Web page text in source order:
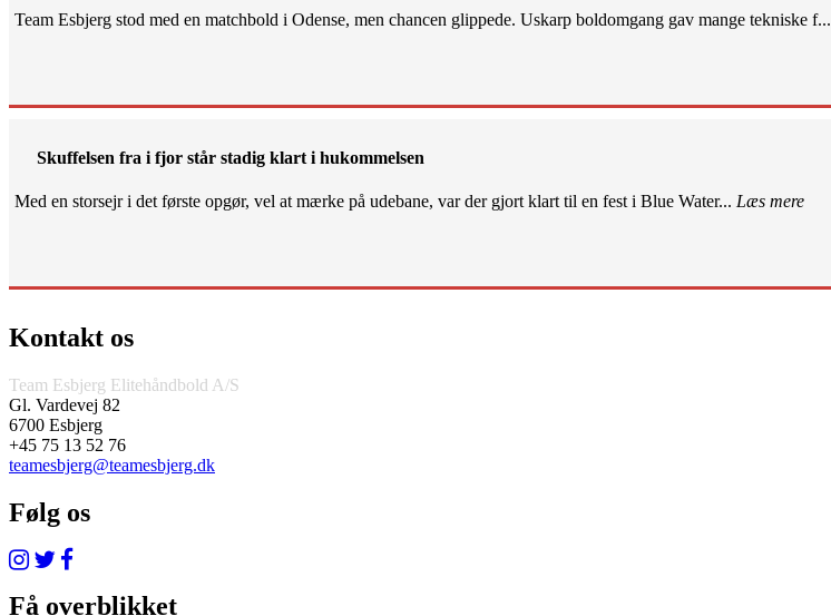
Team Esbjerg stod med en matchbold i Odense, men chancen glippede. Uskarp boldomgang gav mange tekniske f...
Skuffelsen fra i fjor står stadig klart i hukommelsen
Med en storsejr i det første opgør, vel at mærke på udebane, var der gjort klart til en fest i Blue Water... Læs mere
Kontakt os
Team Esbjerg Elitehåndbold A/S
Gl. Vardevej 82
6700 Esbjerg
+45 75 13 52 76
teamesbjerg@teamesbjerg.dk
Følg os
Få overblikket